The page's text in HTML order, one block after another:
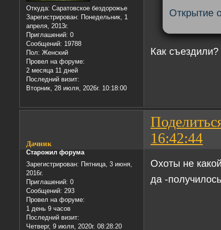
Откуда: Саратовское бездорожье
Зарегистрирован: Понедельник, 1
апреля, 2013г.
Приглашений: 0
Сообщений: 19788
Пол: Женский
Провел на форуме:
2 месяца 11 дней
Последний визит:
Вторник, 28 июля, 2026г. 10:18:00
Открытие
Как съездили?
16:42:44
Дачник
Старожил форума
Зарегистрирован: Пятница, 3 июня,
2016г.
Приглашений: 0
Сообщений: 293
Провел на форуме:
1 день 9 часов
Последний визит:
Четверг, 9 июля, 2020г. 08:28:20
Охоты не
да -